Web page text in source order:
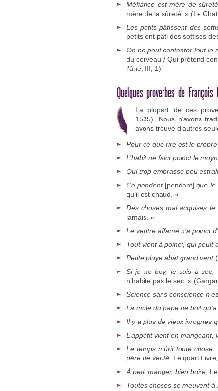
Méfiance est mère de sûreté
mère de la sûreté. » (Le
Les petits pâtissent des
petits ont pâti des sottises
On ne peut contenter tout le
du cerveau / Qui prétend
l’âne, III, 1)
Quelques proverbes de
La plupart de ces
1535). Nous n’avons
avons trouvé d’autres
Pour ce que rire est le
L’habit ne faict poinct le
Qui trop embrasse peu
Ce pendent[pendant]que le
qu’il est chaud. »
Des choses mal acquises le
jamais. »
Le ventre affamé n’a poinct
Tout vient à poinct, qui peult
Petite pluye abat grand vent
Si je ne boy, je suis à sec,
n’habite pas le sec. »
Science sans conscience
La mûle du pape ne boit
Il y a plus de vieux ivrognes
L’appétit vient en mangeant,
Le temps mûrit toute chose
père de vérité, Le quart
À petit manger, bien boire,
Toutes choses se meuvent